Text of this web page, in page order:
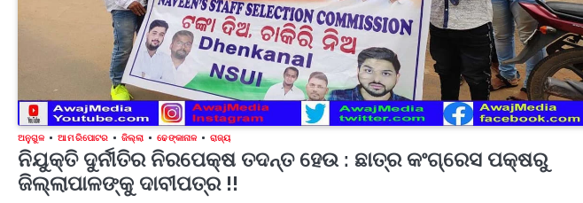
ଅନୁଗୁଳ ଆମ ରିପୋଟର ଜିଲ୍ଲା ଢେଙ୍କାନାଳ ରାଜ୍ୟ
ନିଯୁକ୍ତି ଦୁର୍ନୀତିର ନିରପେକ୍ଷ ତଦନ୍ତ ହେଉ : ଛାତ୍ର କଂଗ୍ରେସ ପକ୍ଷରୁ
ଜିଲ୍ଲାପାଳଙ୍କୁ ଦାବୀପତ୍ର !!